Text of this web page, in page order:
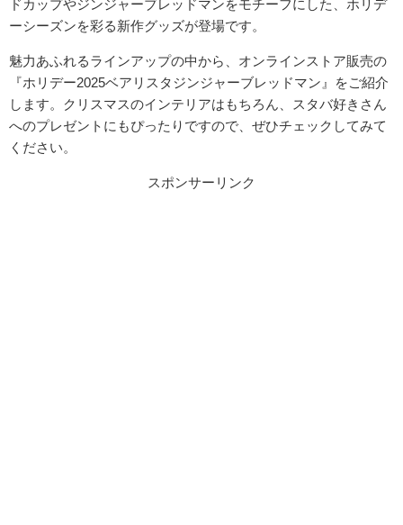
ドカップやジンジャーブレッドマンをモチーフにした、ホリデ
ーシーズンを彩る新作グッズが登場です。
魅力あふれるラインアップの中から、オンラインストア販売の
『ホリデー2025ベアリスタジンジャーブレッドマン』をご紹介
します。クリスマスのインテリアはもちろん、スタバ好きさん
へのプレゼントにもぴったりですので、ぜひチェックしてみて
ください。
スポンサーリンク